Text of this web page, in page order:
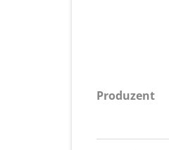
Produzent